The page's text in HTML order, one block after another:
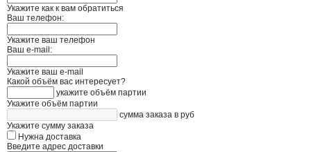
Укажите как к вам обратиться
Ваш телефон:
Укажите ваш телефон
Ваш e-mail:
Укажите ваш e-mail
Какой объём вас интересует?
укажите объём партии
Укажите объём партии
сумма заказа в руб
Укажите сумму заказа
Нужна доставка
Введите адрес доставки